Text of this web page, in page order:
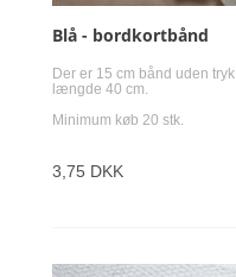
Blå - bordkortbånd
Der er 15 cm bånd uden
længde 40 cm.
Minimum køb 20 stk.
3,75 DKK